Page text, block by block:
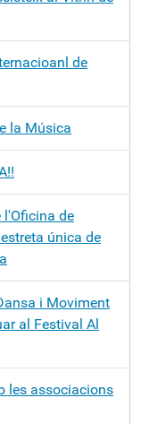
de
la Música
l'Oficina de
única de
i Moviment
al Festival Al
les associacions